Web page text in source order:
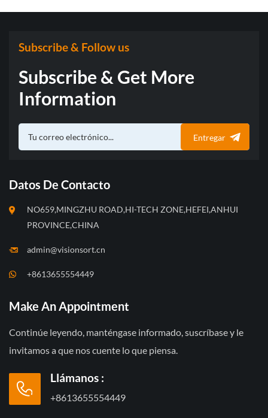
Subscribe & Follow us
Subscribe & Get More
Information
Entregar
Datos De Contacto
NO659,MINGZHU ROAD,HI-TECH ZONE,HEFEI,ANHUI
PROVINCE,CHINA
admin@visionsort.cn
+8613655554449
Make An Appointment
Continúe leyendo, manténgase informado, suscríbase y le
invitamos a que nos cuente lo que piensa.
Llámanos :
+8613655554449